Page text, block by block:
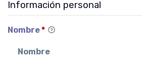
Información personal
Nombre*